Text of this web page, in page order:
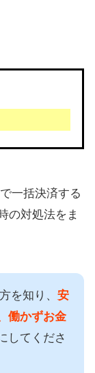
一括決済する
の対処法をま
を知り、 安
働かずお金
してくださ